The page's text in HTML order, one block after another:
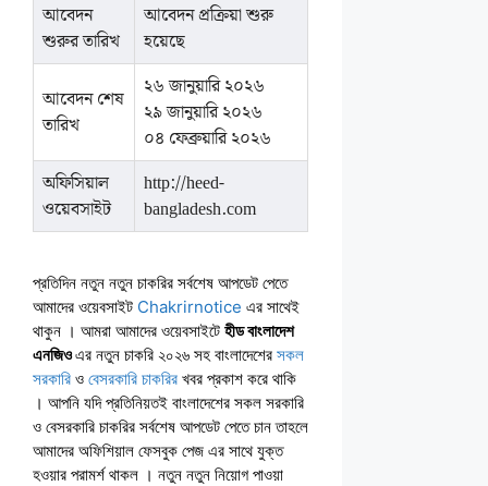
আবেদন
শুরুর তারিখ
আবেদন প্রক্রিয়া শুরু
হয়েছে
আবেদন শেষ
তারিখ
২৬ জানুয়ারি ২০২৬
২৯ জানুয়ারি ২০২৬
০৪ ফেব্রুয়ারি ২০২৬
অফিসিয়াল
ওয়েবসাইট
http://heed-
bangladesh.com
প্রতিদিন নতুন নতুন চাকরির সর্বশেষ আপডেট পেতে
আমাদের ওয়েবসাইট Chakrirnotice এর সাথেই
থাকুন । আমরা আমাদের ওয়েবসাইটে হীড বাংলাদেশ
এনজিওএর নতুন চাকরি ২০২৬ সহ বাংলাদেশের সকল
সরকারি ও বেসরকারি চাকরির খবর প্রকাশ করে থাকি
। আপনি যদি প্রতিনিয়তই বাংলাদেশের সকল সরকারি
ও বেসরকারি চাকরির সর্বশেষ আপডেট পেতে চান তাহলে
আমাদের অফিশিয়াল ফেসবুক পেজ এর সাথে যুক্ত
হওয়ার পরামর্শ থাকল । নতুন নতুন নিয়োগ পাওয়া